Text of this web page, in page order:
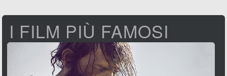
I FILM PIÙ FAMOSI